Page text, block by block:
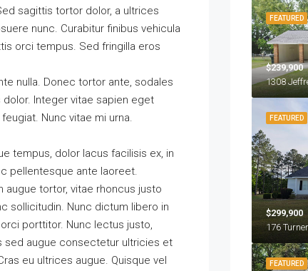
sagittis tortor dolor, a ultrices
nunc. Curabitur finibus vehicula
orci tempus. Sed fringilla eros
nulla. Donec tortor ante, sodales
dolor. Integer vitae sapien eget
Nunc vitae mi urna.
tempus, dolor lacus facilisis ex, in
pellentesque ante laoreet.
tortor, vitae rhoncus justo
sollicitudin. Nunc dictum libero in
porttitor. Nunc lectus justo,
sed augue consectetur ultricies et
eu ultrices augue. Quisque vel
FEATURED
$239,900
1308
FEATURED
$299,900
FEATURED